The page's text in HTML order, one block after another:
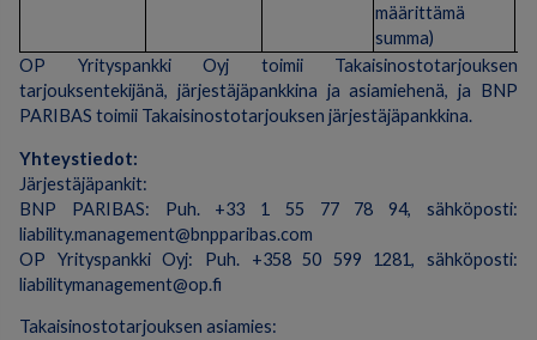
määrittämä
summa)
OP Yrityspankki Oyj toimii Takaisinostotarjouksen
tarjouksentekijänä, järjestäjäpankkina ja asiamiehenä, ja BNP
PARIBAS toimii Takaisinostotarjouksen järjestäjäpankkina.
Yhteystiedot:
Järjestäjäpankit:
BNP PARIBAS: Puh. +33 1 55 77 78 94, sähköposti:
liability.management@bnpparibas.com
OP Yrityspankki Oyj: Puh. +358 50 599 1281, sähköposti:
liabilitymanagement@op.fi
Takaisinostotarjouksen asiamies: